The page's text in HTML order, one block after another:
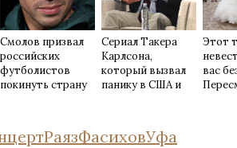
Смолов призвал
российских
футболистов
покинуть страну
Сериал Такера
Карлсона,
который вызвал
панику в США и
Этот
вас
РаязФасиховУфа